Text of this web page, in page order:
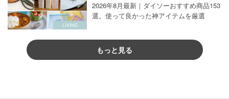
2026年8月最新｜ダイソーおすすめ商品153
選。使って良かった神アイテムを厳選
もっと見る